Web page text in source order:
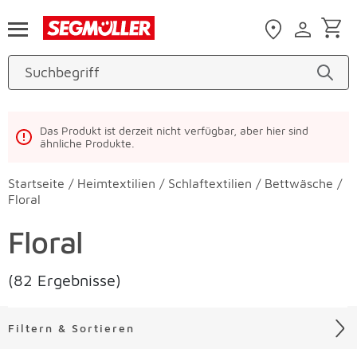
Das Produkt ist derzeit nicht verfügbar, aber hier sind
ähnliche Produkte.
Startseite / Heimtextilien / Schlaftextilien / Bettwäsche /
Floral
Floral
(82 Ergebnisse)
Filtern & Sortieren